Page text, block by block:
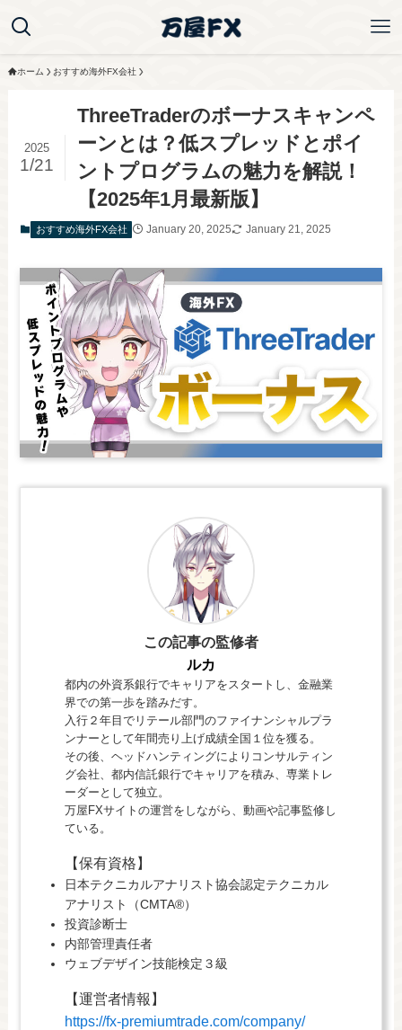
ホーム おすすめ海外FX会社
ThreeTraderのボーナスキャンペ
ーンとは？低スプレッドとポイ
ントプログラムの魅力を解説！
【2025年1月最新版】
2025
1/21
おすすめ海外FX会社 January 20, 2025 January 21, 2025
この記事の監修者
ルカ
都内の外資系銀行でキャリアをスタートし、金融業
界での第一歩を踏みだす。
入行２年目でリテール部門のファイナンシャルプラ
ンナーとして年間売り上げ成績全国１位を獲る。
その後、ヘッドハンティングによりコンサルティン
グ会社、都内信託銀行でキャリアを積み、専業トレ
ーダーとして独立。
万屋FXサイトの運営をしながら、動画や記事監修し
ている。
【保有資格】
日本テクニカルアナリスト協会認定テクニカル
アナリスト（CMTA®）
投資診断士
内部管理責任者
ウェブデザイン技能検定３級
【運営者情報】
https://fx-premiumtrade.com/company/